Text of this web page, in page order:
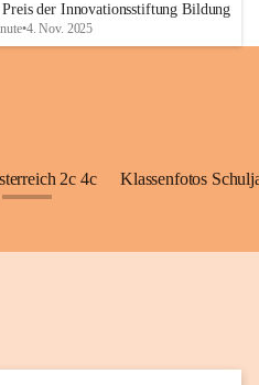
der Innovationsstiftung Bildung
•4. Nov. 2025
2c 4c Klassenfotos